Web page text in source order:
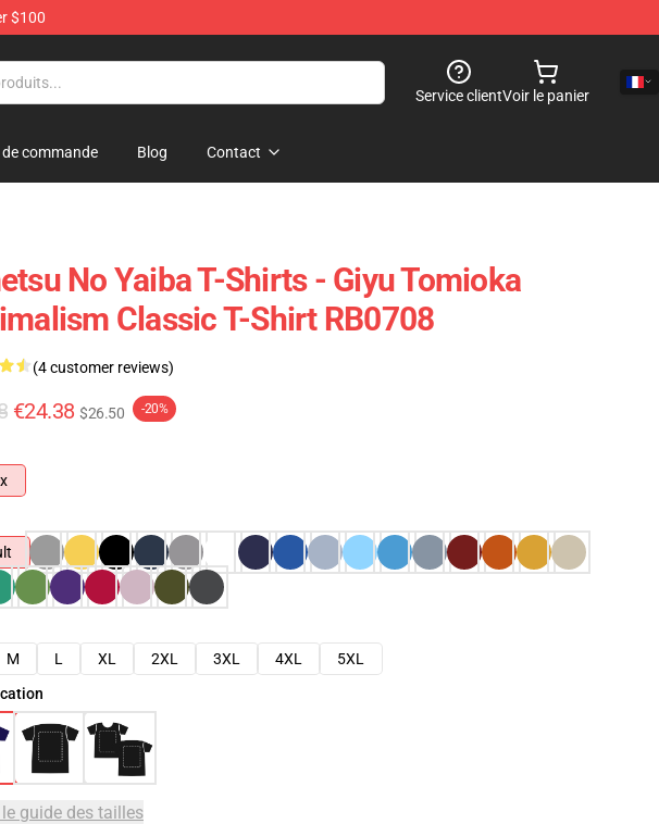
$100
Service clientVoir le panier
de commande Blog Contact
No Yaiba T-Shirts - Giyu Tomioka
Classic T-Shirt RB0708
(4 customer reviews)
€24.38 $26.50 -20%
M L XL 2XL 3XL 4XL
5XL
guide des tailles